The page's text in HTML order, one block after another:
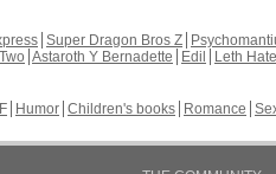
Super Dragon Bros Z
Astaroth Y Bernadette Edil
Leth Hate
Humor Children's books Romance